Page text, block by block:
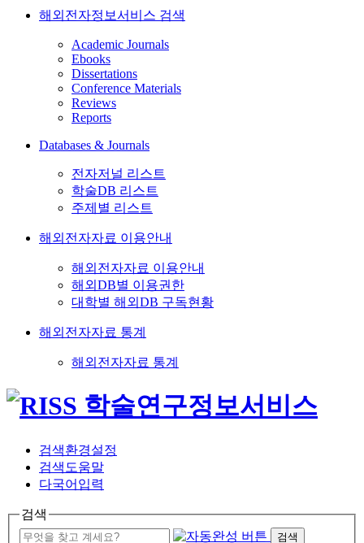
해외전자정보서비스 검색
Academic Journals
Ebooks
Dissertations
Conference Materials
Reviews
Reports
Databases & Journals
전자저널 리스트
학술DB 리스트
주제별 리스트
해외전자자료 이용안내
해외전자자료 이용안내
해외DB별 이용권한
대학별 해외DB 구독현황
해외전자자료 통계
해외전자자료 통계
검색환경설정
검색도움말
다국어입력
검색
검색